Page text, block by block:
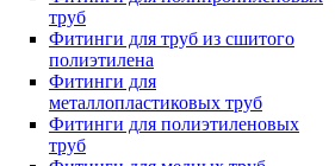
труб
Фитинги для труб из сшитого
полиэтилена
Фитинги для
металлопластиковых труб
Фитинги для полиэтиленовых
труб